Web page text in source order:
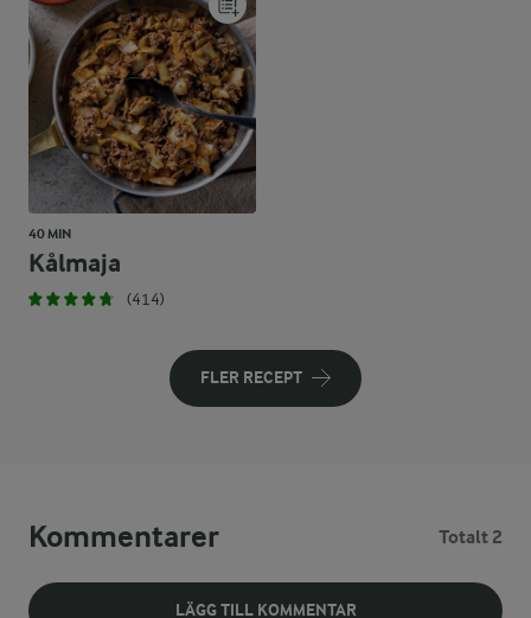
40 MIN
Kålmaja
(414)
FLER RECEPT
Kommentarer Totalt 2
LÄGG TILL KOMMENTAR